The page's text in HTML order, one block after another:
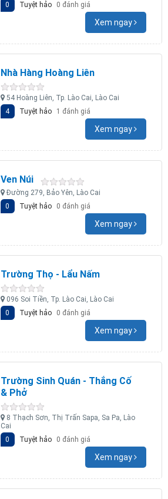
Tuyệt hảo
0 đánh giá
0
Xem ngay
Nhà Hàng Hoàng Liên
54 Hoàng Liên, Tp. Lào Cai, Lào Cai
Tuyệt hảo
1 đánh giá
4
Xem ngay
Ven Núi
Đường 279, Bảo Yên, Lào Cai
Tuyệt hảo
0 đánh giá
0
Xem ngay
Trường Thọ - Lẩu Nấm
096 Soi Tiền, Tp. Lào Cai, Lào Cai
Tuyệt hảo
0 đánh giá
0
Xem ngay
Trường Sinh Quán - Thắng Cố
& Phở
8 Thạch Sơn, Thị Trấn Sapa, Sa Pa, Lào
Cai
Tuyệt hảo
0 đánh giá
0
Xem ngay